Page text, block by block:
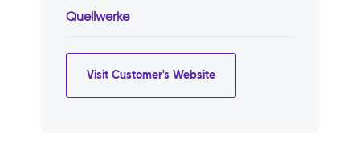
Quellwerke
Visit Customer's Website